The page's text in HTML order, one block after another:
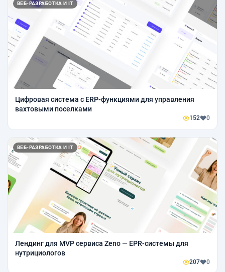
ВЕБ-РАЗРАБОТКА И IT
Цифровая система с ERP-функциями для управления
вахтовыми поселками
152 0
ВЕБ-РАЗРАБОТКА И IT
Лендинг для MVP сервиса Zeno — EPR-системы для
нутрициологов
207 0